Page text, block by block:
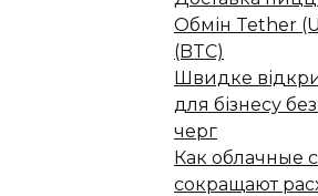
Обмін Tether
(BTC)
Швидке
для бізнесу
черг
Как облачные
сокращают